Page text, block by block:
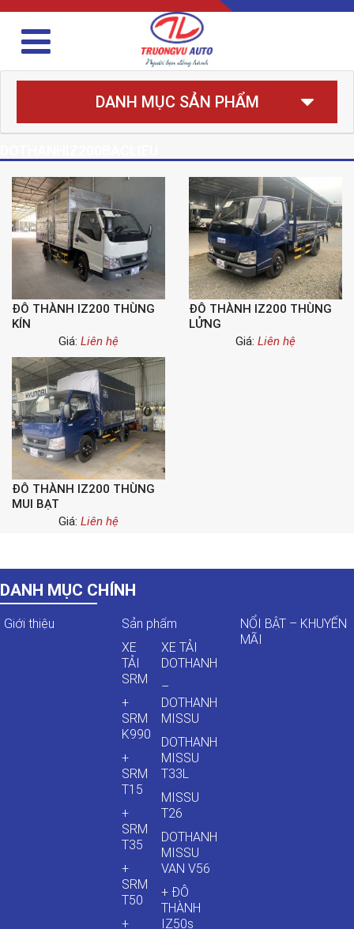
DANH MỤC SẢN PHẨM
ĐÔ THÀNH IZ200 THÙNG
KÍN
Giá: Liên hệ
ĐÔ THÀNH IZ200 THÙNG
LỬNG
Giá: Liên hệ
ĐÔ THÀNH IZ200 THÙNG
MUI BẠT
Giá: Liên hệ
DANH MỤC CHÍNH
Giới thiệu
Sản phẩm
XE
TẢI
SRM
+
SRM
K990
+
SRM
T15
+
SRM
T35
+
SRM
T50
+
XE TẢI
DOTHANH
–
DOTHANH
MISSU
DOTHANH
MISSU
T33L
MISSU
T26
DOTHANH
MISSU
VAN V56
+ ĐÔ
THÀNH
IZ50s
NỔI BẬT – KHUYẾN
MÃI